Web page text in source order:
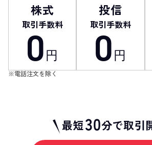
株式
取引手数料
0 円
投信
取引手数料
0 円
※電話注文を除く